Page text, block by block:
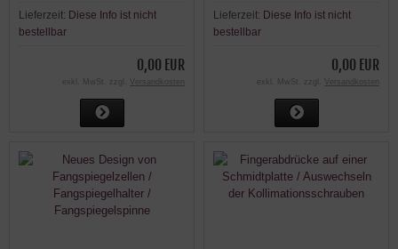
Lieferzeit: Diese Info ist nicht
bestellbar
0,00 EUR
exkl. MwSt. zzgl. Versandkosten
Fangspiegelspinne
Lieferzeit: Diese Info ist nicht
bestellbar
0,00 EUR
exkl. MwSt. zzgl. Versandkosten